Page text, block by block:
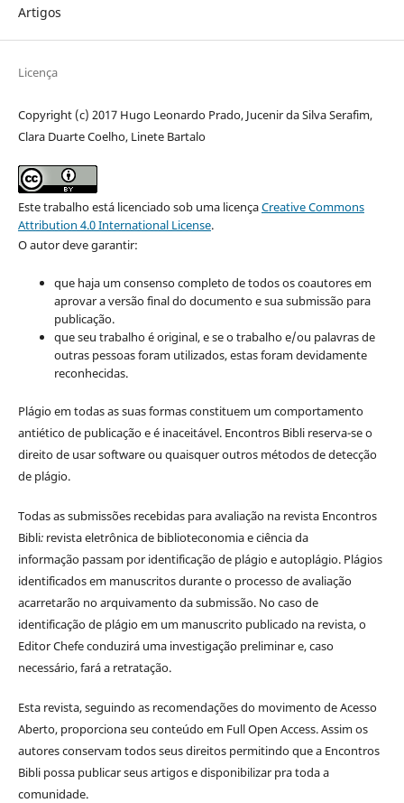
Artigos
Licença
Copyright (c) 2017 Hugo Leonardo Prado, Jucenir da Silva Serafim,
Clara Duarte Coelho, Linete Bartalo
Este trabalho está licenciado sob uma licençaCreative Commons
Attribution 4.0 International License.
O autor deve garantir:
que haja um consenso completo de todos os coautores em
aprovar a versão final do documento e sua submissão para
publicação.
que seu trabalho é original, e se o trabalho e/ou palavras de
outras pessoas foram utilizados, estas foram devidamente
reconhecidas.
Plágio em todas as suas formas constituem um comportamento
antiético de publicação e é inaceitável. Encontros Bibli reserva-se o
direito de usar software ou quaisquer outros métodos de detecção
de plágio.
Todas as submissões recebidas para avaliação na revista Encontros
Bibli: revista eletrônica de biblioteconomia e ciência da
informaçãopassam por identificação de plágio e autoplágio. Plágios
identificados em manuscritos durante o processo de avaliação
acarretarão no arquivamento da submissão. No caso de
identificação de plágio em um manuscrito publicado na revista, o
Editor Chefe conduzirá uma investigação preliminar e, caso
necessário, fará a retratação.
Esta revista, seguindo as recomendações do movimento de Acesso
Aberto, proporciona seu conteúdo em Full Open Access. Assim os
autores conservam todos seus direitos permitindo que a Encontros
Bibli possa publicar seus artigos e disponibilizar pra toda a
comunidade.